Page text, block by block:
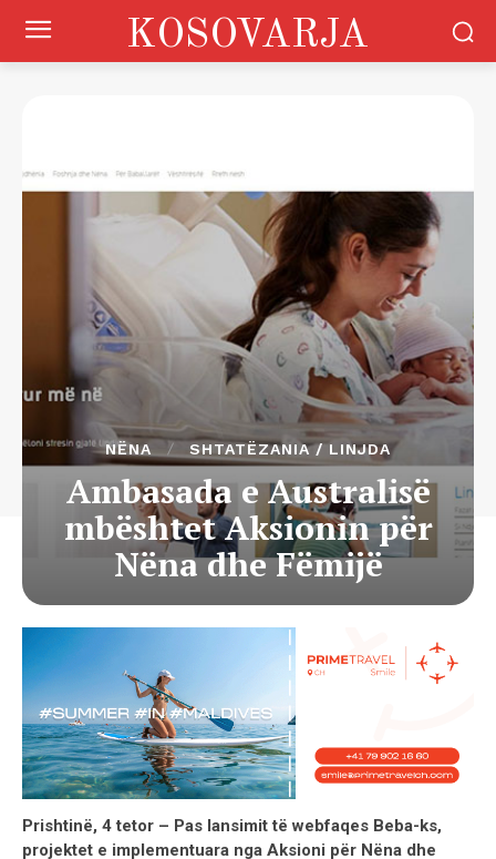
KOSOVARJA
NËNA SHTATËZANIA / LINJDA
Ambasada e Australisë
mbështet Aksionin për
Nëna dhe Fëmijë
Prishtinë, 4 tetor – Pas lansimit të webfaqes Beba-ks,
projektet e implementuara nga Aksioni për Nëna dhe